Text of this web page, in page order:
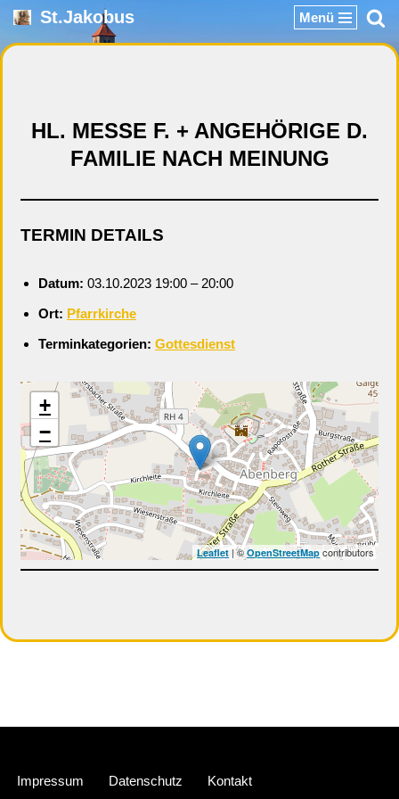
Zum
St.Jakobus Menü
HL. MESSE F. + ANGEHÖRIGE D.
FAMILIE NACH MEINUNG
TERMIN DETAILS
Datum: 03.10.2023 19:00 – 20:00
Ort: Pfarrkirche
Terminkategorien: Gottesdienst
+
−
Leaflet| © OpenStreetMapcontributors
Impressum Datenschutz Kontakt